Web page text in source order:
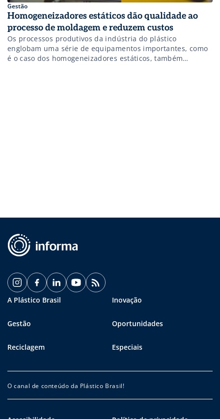
Gestão
Homogeneizadores estáticos dão qualidade ao
processo de moldagem e reduzem custos
Os processos produtivos da indústria do plástico
englobam uma série de equipamentos importantes, como
é o caso dos homogeneizadores estáticos, também
A Plástico Brasil Inovação
Gestão Oportunidades
Reciclagem Especiais
O canal de conteúdo da Plástico Brasil!